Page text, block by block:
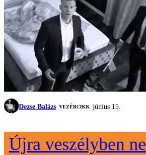
Dezse Balázs VEZÉRCIKK június 15.
Újra veszélyben